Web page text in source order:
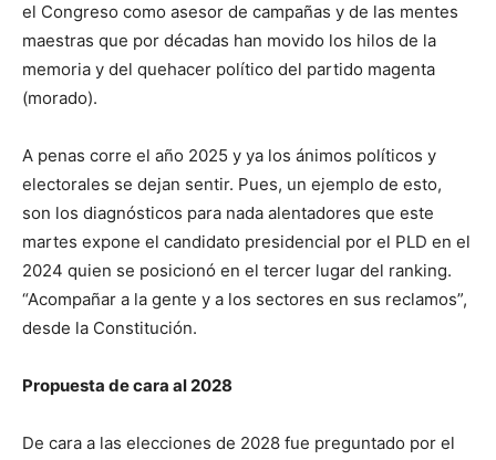
el Congreso como asesor de campañas y de las mentes
maestras que por décadas han movido los hilos de la
memoria y del quehacer político del partido magenta
(morado).
A penas corre el año 2025 y ya los ánimos políticos y
electorales se dejan sentir. Pues, un ejemplo de esto,
son los diagnósticos para nada alentadores que este
martes expone el candidato presidencial por el PLD en el
2024 quien se posicionó en el tercer lugar del ranking.
“Acompañar a la gente y a los sectores en sus reclamos”,
desde la Constitución.
Propuesta de cara al 2028
De cara a las elecciones de 2028 fue preguntado por el